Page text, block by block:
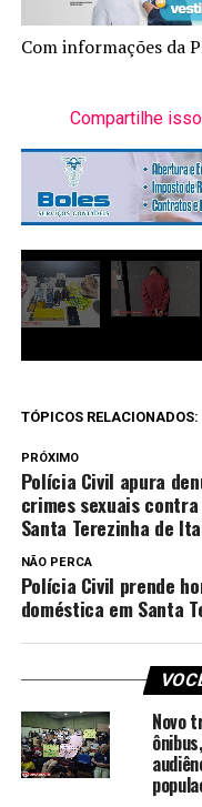
Com informações da
Compartilhe isso
TÓPICOS RELACIONADOS:
PRÓXIMO
Polícia Civil apura
crimes sexuais
Santa Terezinha de
NÃO PERCA
Polícia Civil prende
doméstica em Santa
Novo